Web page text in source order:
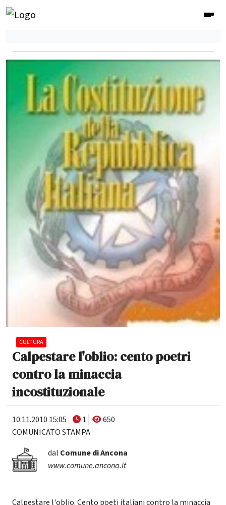
CULTURA
Calpestare l'oblio: cento poetri
contro la minaccia
incostituzionale
10.11.2010 15:05 1
650
COMUNICATO STAMPA
dal Comune di Ancona
www.comune.ancona.it
Calpestare l'oblio. Cento poeti italiani contro la minaccia